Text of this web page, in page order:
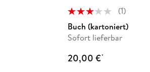
(1)
Buch (kartoniert)
Sofort lieferbar
20,00 €*